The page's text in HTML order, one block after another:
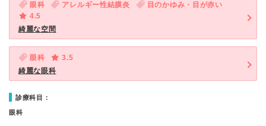
眼科 アレルギー性結膜炎
目のかゆみ・目が赤い
4.5
綺麗な空間
眼科
3.5
綺麗な眼科
診療科目：
眼科